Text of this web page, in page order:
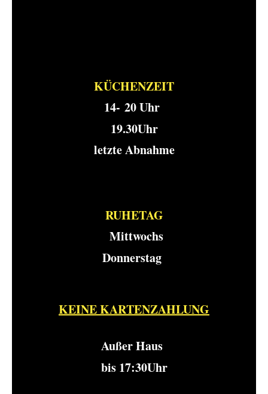
KÜCHENZEIT
​14- 20 Uhr
19.30Uhr
letzte Abnahme
RUHETAG
Mittwochs
Donnerstag
KEINE KARTENZAHLUNG
Außer Haus
bis 17:30Uhr